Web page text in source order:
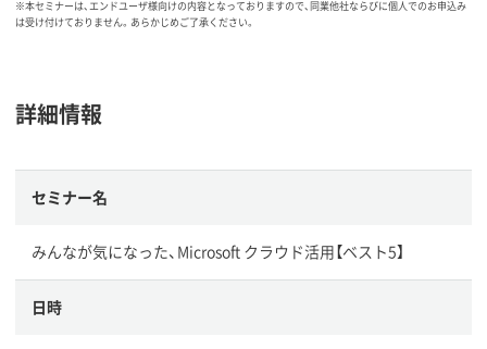
※本セミナーは、エンドユーザ様向けの内容となっておりますので、同業他社ならびに個人でのお申込み
は受け付けておりません。あらかじめご了承ください。
詳細情報
セミナー名
みんなが気になった、Microsoft クラウド活用【ベスト5】
日時